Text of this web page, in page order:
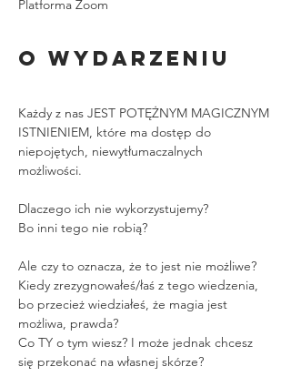
Platforma Zoom
O wydarzeniu
Każdy z nas JEST POTĘŻNYM MAGICZNYM
ISTNIENIEM, które ma dostęp do
niepojętych, niewytłumaczalnych
możliwości.
Dlaczego ich nie wykorzystujemy?
Bo inni tego nie robią?
Ale czy to oznacza, że to jest nie możliwe?
Kiedy zrezygnowałeś/łaś z tego wiedzenia,
bo przecież wiedziałeś, że magia jest
możliwa, prawda?
Co TY o tym wiesz? I może jednak chcesz
się przekonać na własnej skórze?